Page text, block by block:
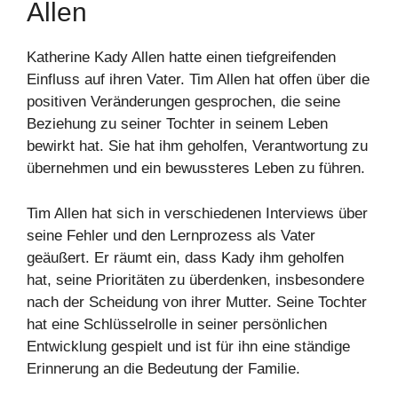
Allen
Katherine Kady Allen hatte einen tiefgreifenden
Einfluss auf ihren Vater. Tim Allen hat offen über die
positiven Veränderungen gesprochen, die seine
Beziehung zu seiner Tochter in seinem Leben
bewirkt hat. Sie hat ihm geholfen, Verantwortung zu
übernehmen und ein bewussteres Leben zu führen.
Tim Allen hat sich in verschiedenen Interviews über
seine Fehler und den Lernprozess als Vater
geäußert. Er räumt ein, dass Kady ihm geholfen
hat, seine Prioritäten zu überdenken, insbesondere
nach der Scheidung von ihrer Mutter. Seine Tochter
hat eine Schlüsselrolle in seiner persönlichen
Entwicklung gespielt und ist für ihn eine ständige
Erinnerung an die Bedeutung der Familie.